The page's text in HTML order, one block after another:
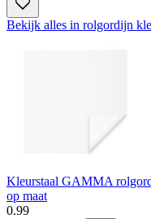
Bekijk alles in rolgordijn
Kleurstaal GAMMA
op maat
0.99